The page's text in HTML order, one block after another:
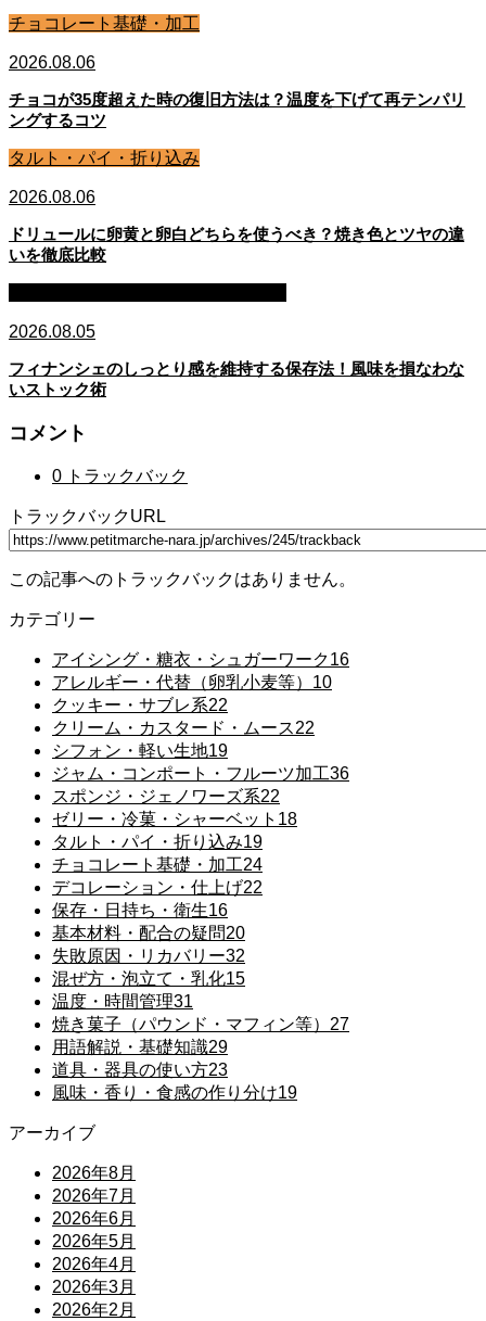
チョコレート基礎・加工
2026.08.06
チョコが35度超えた時の復旧方法は？温度を下げて再テンパリ
ングするコツ
タルト・パイ・折り込み
2026.08.06
ドリュールに卵黄と卵白どちらを使うべき？焼き色とツヤの違
いを徹底比較
2026.08.05
フィナンシェのしっとり感を維持する保存法！風味を損なわな
いストック術
コメント
0 トラックバック
トラックバックURL
この記事へのトラックバックはありません。
カテゴリー
アイシング・糖衣・シュガーワーク16
アレルギー・代替（卵乳小麦等） 10
クッキー・サブレ系22
クリーム・カスタード・ムース22
シフォン・軽い生地19
ジャム・コンポート・フルーツ加工36
スポンジ・ジェノワーズ系22
ゼリー・冷菓・シャーベット 18
タルト・パイ・折り込み19
チョコレート基礎・加工24
デコレーション・仕上げ22
保存・日持ち・衛生16
基本材料・配合の疑問20
失敗原因・リカバリー32
混ぜ方・泡立て・乳化15
温度・時間管理31
焼き菓子（パウンド・マフィン等） 27
用語解説・基礎知識29
道具・器具の使い方23
風味・香り・食感の作り分け19
アーカイブ
2026年8月
2026年7月
2026年6月
2026年5月
2026年4月
2026年3月
2026年2月